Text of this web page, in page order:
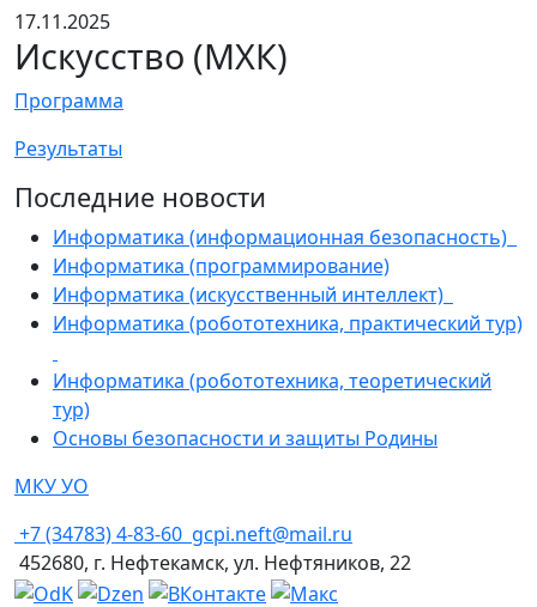
17.11.2025
Искусство (МХК)
Программа
Результаты
Последние новости
Информатика (информационная безопасность)
Информатика (программирование)
Информатика (искусственный интеллект)
Информатика (робототехника, практический тур)
Информатика (робототехника, теоретический
тур)
Основы безопасности и защиты Родины
МКУ УО
+7 (34783) 4-83-60 gcpi.neft@mail.ru
452680, г. Нефтекамск, ул. Нефтяников, 22